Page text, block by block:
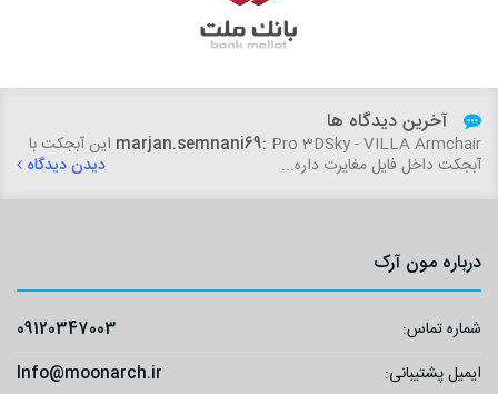
آخرین دیدگاه ها
marjan.semnani69: Pro 3DSky - VILLA Armchair این آبجکت با
آبجکت داخل فایل مغایرت داره... دیدن دیدگاه
درباره مون آرک
شماره تماس:
09120347003
ایمیل پشتیبانی:
Info@moonarch.ir